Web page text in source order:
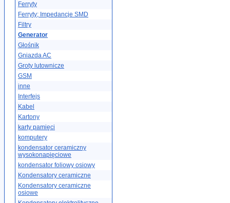
Ferryty
Ferryty; Impedancje SMD
Filtry
Generator
Głośnik
Gniazda AC
Groty lutownicze
GSM
inne
Interfejs
Kabel
Kartony
karty pamięci
komputery
kondensator ceramiczny
wysokonapięciowe
kondensator foliowy osiowy
Kondensatory ceramiczne
Kondensatory ceramiczne
osiowe